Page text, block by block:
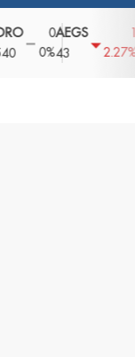
0
0%
AEGS
2.27%2850